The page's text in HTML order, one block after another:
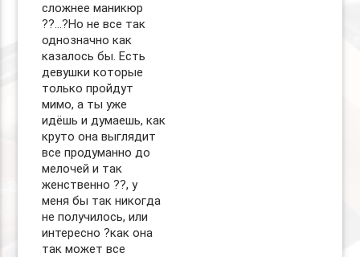
сложнее маникюр
??…?Но не все так
однозначно как
казалось бы. Есть
девушки которые
только пройдут
мимо, а ты уже
идёшь и думаешь, как
круто она выглядит
все продуманно до
мелочей и так
женственно ??, у
меня бы так никогда
не получилось, или
интересно ?как она
так может все